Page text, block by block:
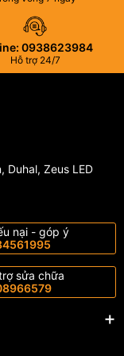
60Hz
Nam.
20W
0938623984
Hỗ trợ 24/7
Duhal, Zeus LED
nại - góp ý
sửa chữa